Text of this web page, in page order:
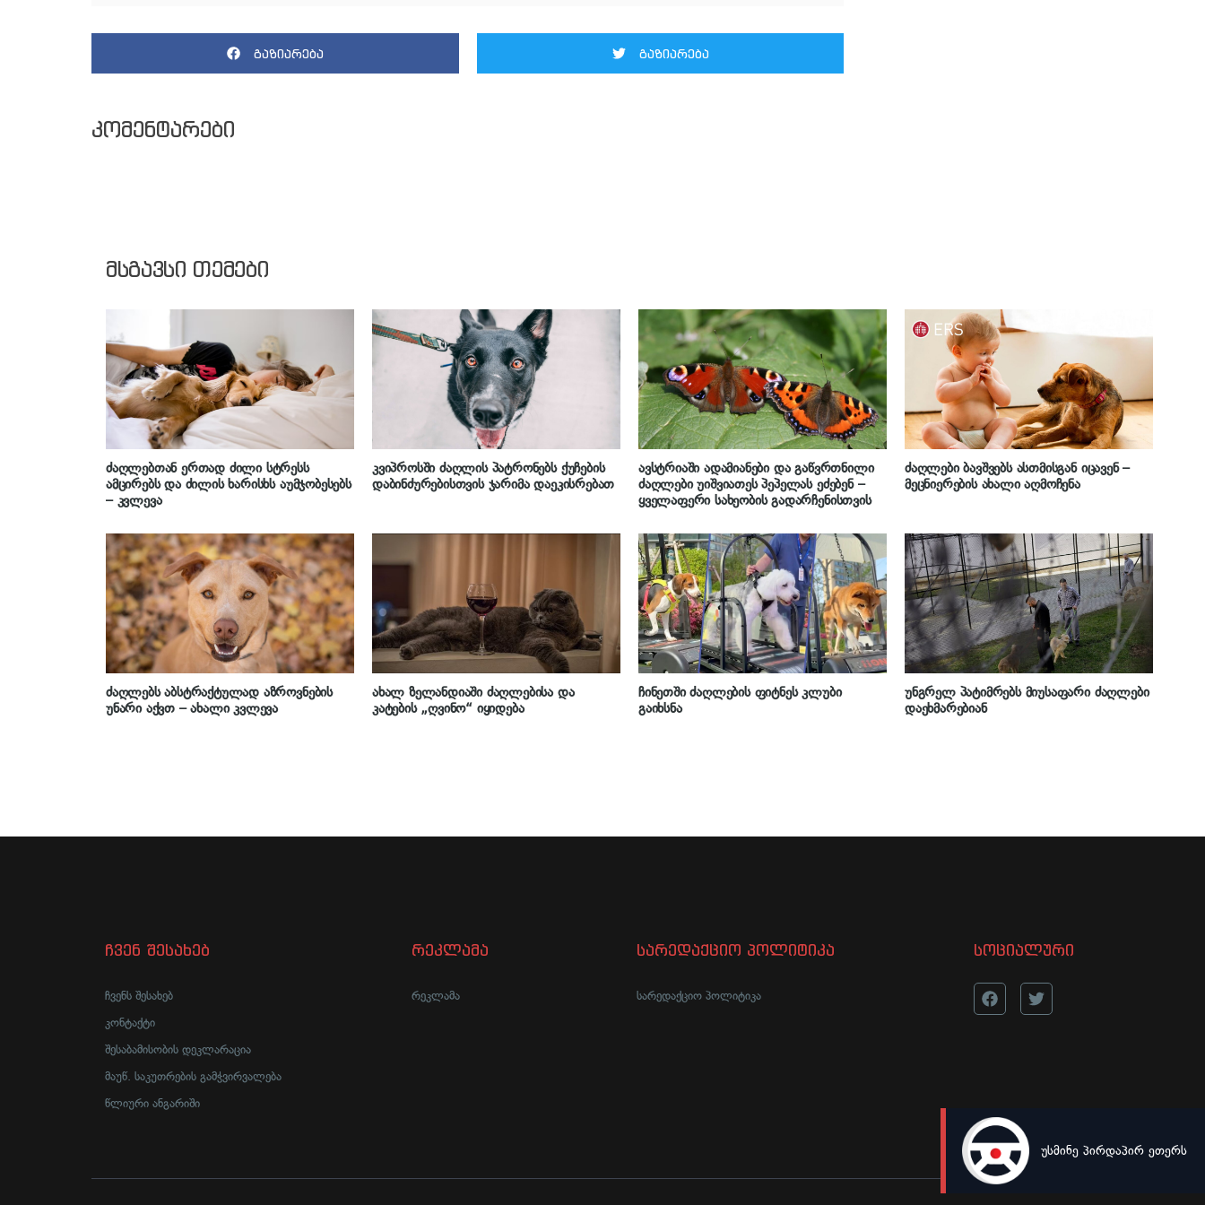
LIVEუსმინე პირდაპირ ეთერს
გაზიარება გაზიარება
კომენტარები
მსგავსი თემები
ძაღლებთან ერთად ძილი სტრესს
ამცირებს და ძილის ხარისხს აუმჯობესებს
– კვლევა
კვიპროსში ძაღლის პატრონებს ქუჩების
დაბინძურებისთვის ჯარიმა დაეკისრებათ
ავსტრიაში ადამიანები და გაწვრთნილი
ძაღლები უიშვიათეს პეპელას ეძებენ –
ყველაფერი სახეობის გადარჩენისთვის
ძაღლები ბავშვებს ასთმისგან იცავენ –
მეცნიერების ახალი აღმოჩენა
ძაღლებს აბსტრაქტულად აზროვნების
უნარი აქვთ – ახალი კვლევა
ახალ ზელანდიაში ძაღლებისა და
კატების „ღვინო“ იყიდება
ჩინეთში ძაღლების ფიტნეს კლუბი
გაიხსნა
უნგრელ პატიმრებს მიუსაფარი ძაღლები
დაეხმარებიან
ჩვენ შესახებ
ჩვენს შესახებ
კონტაქტი
შესაბამისობის დეკლარაცია
მაუწ. საკუთრების გამჭვირვალება
წლიური ანგარიში
რეკლამა
რეკლამა
სარედაქციო პოლიტიკა
სარედაქციო პოლიტიკა
სოციალური